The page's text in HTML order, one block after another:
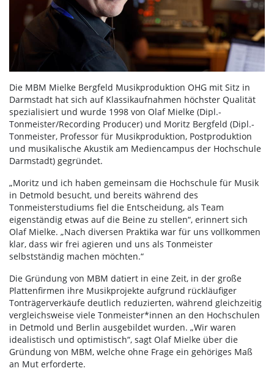
Die MBM Mielke Bergfeld Musikproduktion OHG mit Sitz in
Darmstadt hat sich auf Klassikaufnahmen höchster Qualität
spezialisiert und wurde 1998 von Olaf Mielke (Dipl.-
Tonmeister/Recording Producer) und Moritz Bergfeld (Dipl.-
Tonmeister, Professor für Musikproduktion, Postproduktion
und musikalische Akustik am Mediencampus der Hochschule
Darmstadt) gegründet.
„Moritz und ich haben gemeinsam die Hochschule für Musik
in Detmold besucht, und bereits während des
Tonmeisterstudiums fiel die Entscheidung, als Team
eigenständig etwas auf die Beine zu stellen“, erinnert sich
Olaf Mielke. „Nach diversen Praktika war für uns vollkommen
klar, dass wir frei agieren und uns als Tonmeister
selbstständig machen möchten.“
Die Gründung von MBM datiert in eine Zeit, in der große
Plattenfirmen ihre Musikprojekte aufgrund rückläufiger
Tonträgerverkäufe deutlich reduzierten, während gleichzeitig
vergleichsweise viele Tonmeister*innen an den Hochschulen
in Detmold und Berlin ausgebildet wurden. „Wir waren
idealistisch und optimistisch“, sagt Olaf Mielke über die
Gründung von MBM, welche ohne Frage ein gehöriges Maß
an Mut erforderte.